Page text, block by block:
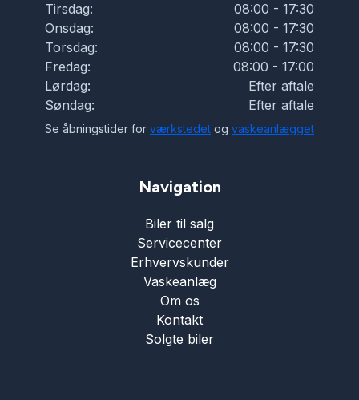
Tonede ruder
Tågelygter
USB tilslutning
Tirsdag:
08:00 - 17:30
Onsdag:
08:00 - 17:30
Torsdag:
08:00 - 17:30
Fredag:
08:00 - 17:00
Lørdag:
Efter aftale
Søndag:
Efter aftale
Se åbningstider for værkstedet og vaskeanlægget
Navigation
Biler til salg
Servicecenter
Erhvervskunder
Vaskeanlæg
Om os
Kontakt
Solgte biler